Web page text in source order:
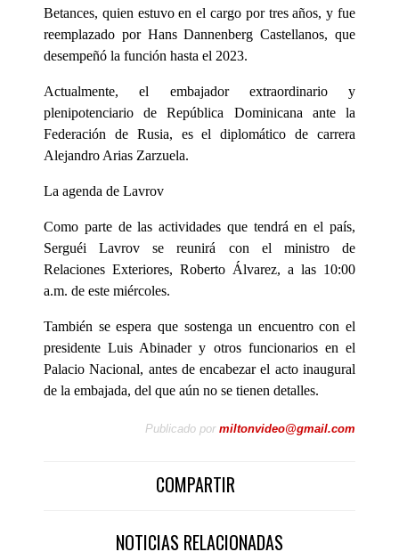
Betances, quien estuvo en el cargo por tres años, y fue
reemplazado por Hans Dannenberg Castellanos, que
desempeñó la función hasta el 2023.
Actualmente, el embajador extraordinario y
plenipotenciario de República Dominicana ante la
Federación de Rusia, es el diplomático de carrera
Alejandro Arias Zarzuela.
La agenda de Lavrov
Como parte de las actividades que tendrá en el país,
Serguéi Lavrov se reunirá con el ministro de
Relaciones Exteriores, Roberto Álvarez, a las 10:00
a.m. de este miércoles.
También se espera que sostenga un encuentro con el
presidente Luis Abinader y otros funcionarios en el
Palacio Nacional, antes de encabezar el acto inaugural
de la embajada, del que aún no se tienen detalles.
Publicado por miltonvideo@gmail.com
COMPARTIR
NOTICIAS RELACIONADAS